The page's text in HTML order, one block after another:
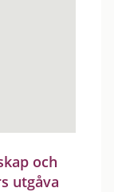
och
utgåva